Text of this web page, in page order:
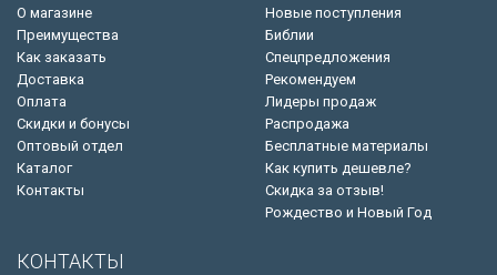
О магазине
Преимущества
Как заказать
Доставка
Оплата
Скидки и бонусы
Оптовый отдел
Каталог
Контакты
Новые поступления
Библии
Спецпредложения
Рекомендуем
Лидеры продаж
Распродажа
Бесплатные материалы
Как купить дешевле?
Скидка за отзыв!
Рождество и Новый Год
КОНТАКТЫ